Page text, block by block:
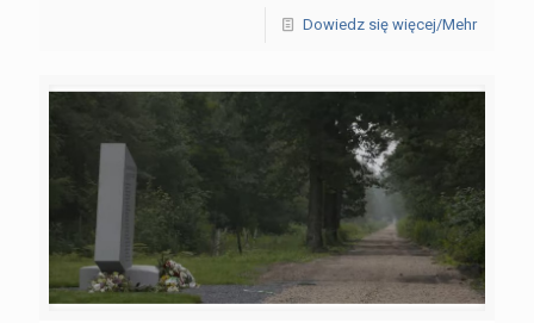
Dowiedz się więcej/Mehr